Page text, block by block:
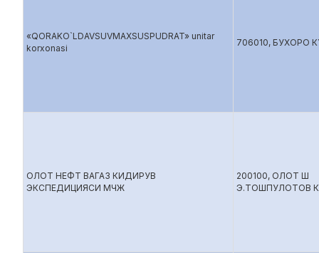
«QORAKO`LDAVSUVMAXSUSPUDRAT» unitar
korxonasi
706010, БУХОРО
ОЛОТ НЕФТ ВАГАЗ КИДИРУВ
ЭКСПЕДИЦИЯСИ МЧЖ
200100, ОЛОТ Ш
Э.ТОШПУЛОТОВ